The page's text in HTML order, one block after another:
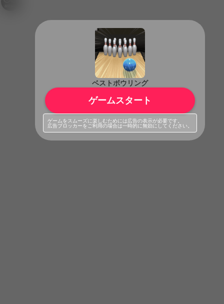
ベストボウリング
ゲームスタート
ゲームをスムーズに楽しむためには広告の表示が必要です。
広告ブロッカーをご利用の場合は一時的に無効にしてください。